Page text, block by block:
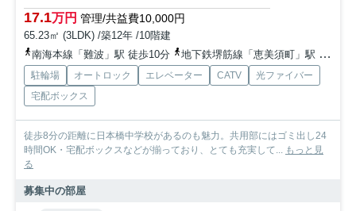
17.1万円 管理/共益費10,000円
65.23㎡ (3LDK) /築12年 /10階建
南海本線「難波」駅 徒歩10分
地下鉄堺筋線「恵美須町」駅 徒歩7分
駐輪場 オートロック エレベーター CATV
光ファイバー
宅配ボックス
徒歩8分の距離に日本橋中学校があるのも魅力。共用部にはゴミ出し24
時間OK・宅配ボックスなどが揃っており、とても充実して... もっと見
る
募集中の部屋